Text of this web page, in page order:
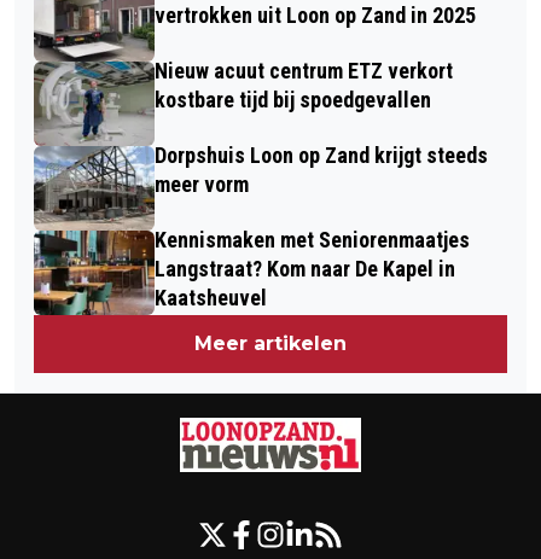
vertrokken uit Loon op Zand in 2025
Nieuw acuut centrum ETZ verkort
kostbare tijd bij spoedgevallen
Dorpshuis Loon op Zand krijgt steeds
meer vorm
Kennismaken met Seniorenmaatjes
Langstraat? Kom naar De Kapel in
Kaatsheuvel
Meer artikelen